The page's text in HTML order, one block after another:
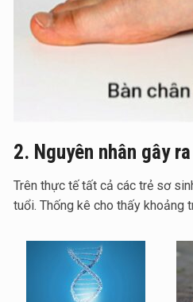
2. Nguyên nhân gây
Trên thực tế tất cả các trẻ sơ
tuổi. Thống kê cho thấy khoảng